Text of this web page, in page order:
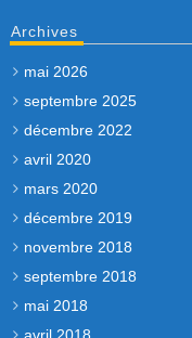
Archives
mai 2026
septembre 2025
décembre 2022
avril 2020
mars 2020
décembre 2019
novembre 2018
septembre 2018
mai 2018
avril 2018